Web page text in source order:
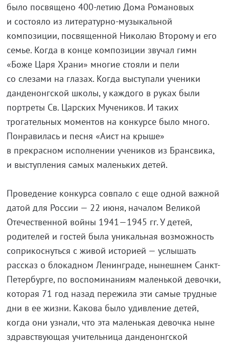
было посвящено 400-летию Дома Романовых
и состояло из литературно-музыкальной
композиции, посвященной Николаю Второму и его
семье. Когда в конце композиции звучал гимн
«Боже Царя Храни» многие стояли и пели
со слезами на глазах. Когда выступали ученики
данденонгской школы, у каждого в руках были
портреты Св. Царских Мучеников. И таких
трогательных моментов на конкурсе было много.
Понравилась и песня «Аист на крыше»
в прекрасном исполнении учеников из Брансвика,
и выступления самых маленьких детей.
Проведение конкурса совпало с еще одной важной
датой для России — 22 июня, началом Великой
Отечественной войны 1941—1945 гг. У детей,
родителей и гостей была уникальная возможность
соприкоснуться с живой историей — услышать
рассказ о блокадном Ленинграде, нынешнем Санкт-
Петербурге, по воспоминаниям маленькой девочки,
которая 71 год назад пережила эти самые трудные
дни в ее жизни. Какова было удивление детей,
когда они узнали, что эта маленькая девочка ныне
здравствующая учительница данденонгской